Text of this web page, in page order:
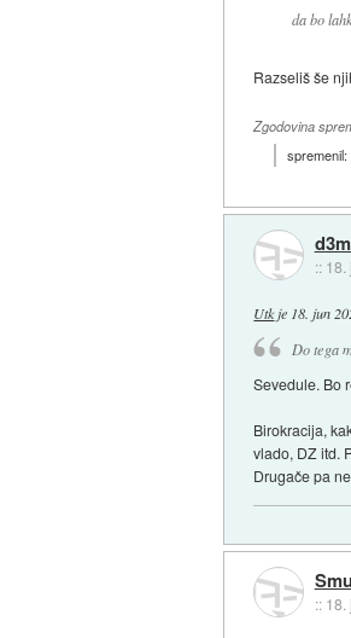
da bo
Razseliš še
Zgodovina
spremenil:
:: 18.
Utkje 18. jun
Do tega
Sevedule. Bo
Birokracija,
vlado, DZ itd.
Drugače pa
:: 18.